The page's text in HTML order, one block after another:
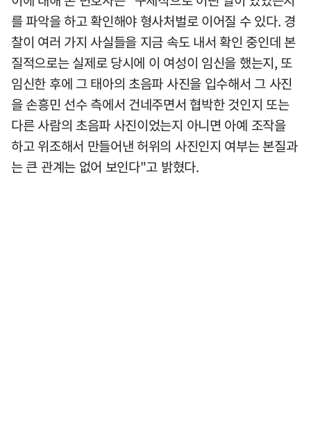
를 파악을 하고 확인해야 형사처벌로 이어질 수 있다. 경
찰이 여러 가지 사실들을 지금 속도 내서 확인 중인데 본
질적으로는 실제로 당시에 이 여성이 임신을 했는지, 또
임신한 후에 그 태아의 초음파 사진을 입수해서 그 사진
을 손흥민 선수 측에서 건네주면서 협박한 것인지 또는
다른 사람의 초음파 사진이었는지 아니면 아예 조작을
하고 위조해서 만들어낸 허위의 사진인지 여부는 본질과
는 큰 관계는 없어 보인다"고 밝혔다.